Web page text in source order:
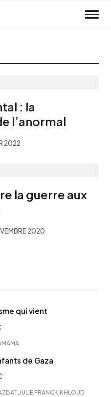
: la
l’anormal
2022
la guerre aux
2020
qui vient
de Gaza
JULIE FRANCK KHLOUD